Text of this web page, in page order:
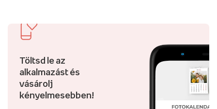
Töltsd le az
alkalmazást és
vásárolj
kényelmesebben!